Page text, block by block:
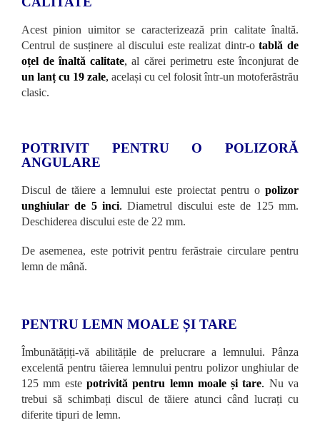
Acest pinion uimitor se caracterizează prin calitate înaltă.
Centrul de susținere al discului este realizat dintr-otablă de
oțel de înaltă calitate, al cărei perimetru este înconjurat de
un lanț cu 19 zale, același cu cel folosit într-un motoferăstrău
clasic.
POTRIVIT PENTRU O POLIZORĂ
ANGULARE
Discul de tăiere a lemnului este proiectat pentru o polizor
unghiular de 5 inci. Diametrul discului este de 125 mm.
Deschiderea discului este de 22 mm.
De asemenea, este potrivit pentru ferăstraie circulare pentru
lemn de mână.
PENTRU LEMN MOALE ȘI TARE
Îmbunătățiți-vă abilitățile de prelucrare a lemnului. Pânza
excelentă pentru tăierea lemnului pentru polizor unghiular de
125 mm este potrivită pentru lemn moale și tare. Nu va
trebui să schimbați discul de tăiere atunci când lucrați cu
diferite tipuri de lemn.